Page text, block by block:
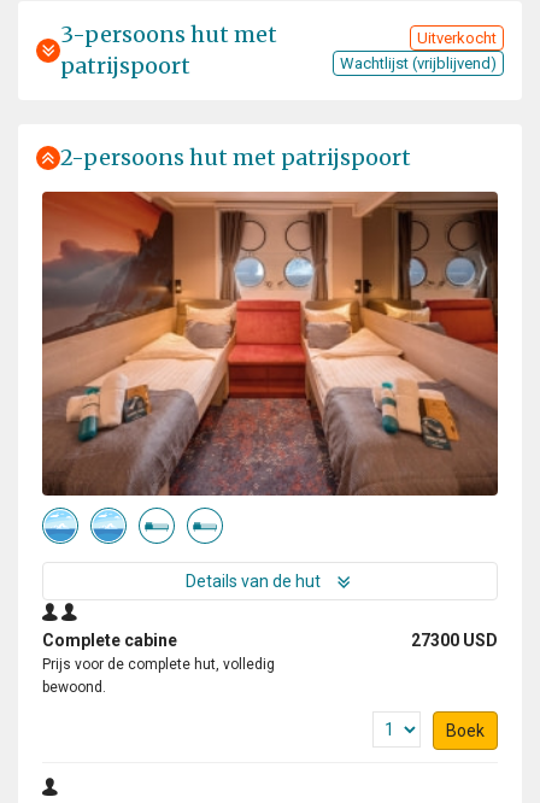
3-persoons hut met
patrijspoort
Uitverkocht
Wachtlijst (vrijblijvend)
2-persoons hut met patrijspoort
Details van de hut
Complete cabine 27300 USD
Prijs voor de complete hut, volledig
bewoond.
Boek